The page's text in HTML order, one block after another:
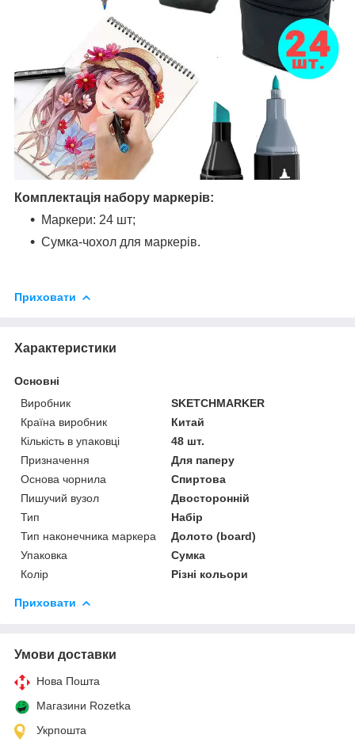
Комплектація набору маркерів:
Маркери: 24 шт;
Сумка-чохол для маркерів.
Приховати
Характеристики
Основні
Виробник
SKETCHMARKER
Країна виробник
Китай
Кількість в упаковці
48 шт.
Призначення
Для паперу
Основа чорнила
Спиртова
Пишучий вузол
Двосторонній
Тип
Набір
Тип наконечника маркера
Долото (board)
Упаковка
Сумка
Колір
Різні кольори
Приховати
Умови доставки
Нова Пошта
Магазини Rozetka
Укрпошта